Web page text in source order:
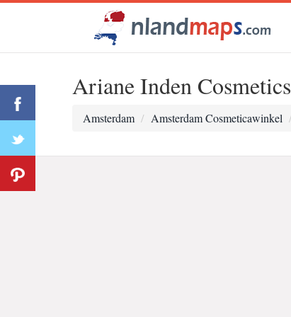
Ariane Inden Cosmetics
Amsterdam Amsterdam Cosmeticawinkel